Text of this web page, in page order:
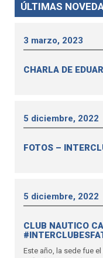
ÚLTIMAS
3 marzo, 2023
CHARLA DE
5 diciembre, 2022
FOTOS –
5 diciembre, 2022
CLUB NAUTICO
Este año, la sede fue